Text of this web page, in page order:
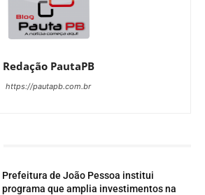
Redação PautaPB
https://pautapb.com.br
Prefeitura de João Pessoa institui
programa que amplia investimentos na